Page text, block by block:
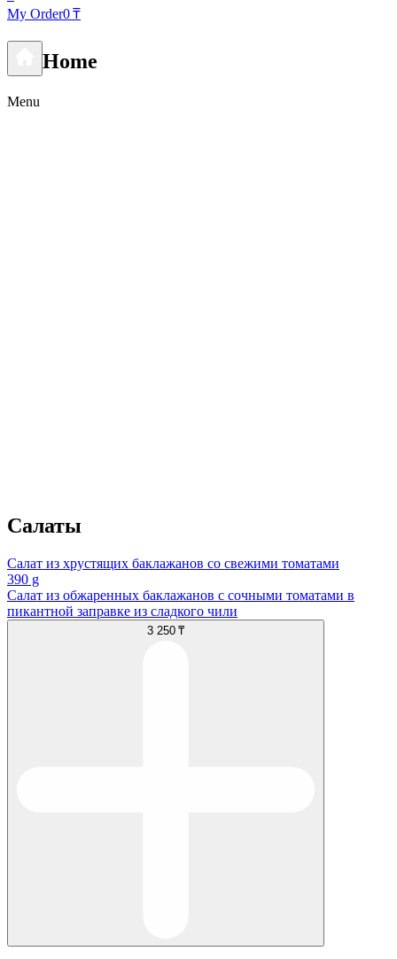
My Order0 ₸
Home
Menu
Салаты
Салат из хрустящих баклажанов со свежими томатами
390 g
Салат из обжаренных баклажанов с сочными томатами в
пикантной заправке из сладкого чили
3 250 ₸